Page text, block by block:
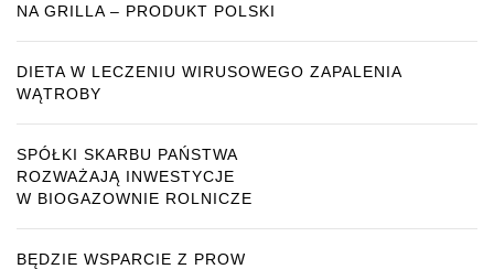
NA GRILLA – PRODUKT POLSKI
DIETA W LECZENIU WIRUSOWEGO ZAPALENIA
WĄTROBY
SPÓŁKI SKARBU PAŃSTWA
ROZWAŻAJĄ INWESTYCJE
W BIOGAZOWNIE ROLNICZE
BĘDZIE WSPARCIE Z PROW